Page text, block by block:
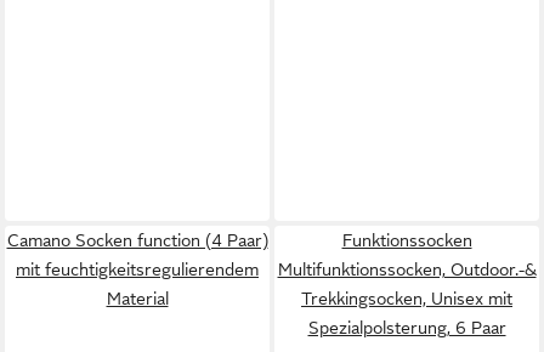
Camano Socken function (4 Paar)
mit feuchtigkeitsregulierendem
Material
Funktionssocken
Multifunktionssocken, Outdoor.-&
Trekkingsocken, Unisex mit
Spezialpolsterung, 6 Paar